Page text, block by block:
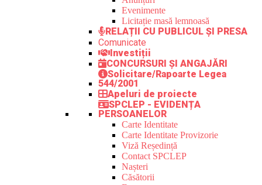
Evenimente
Licitație masă lemnoasă
RELAȚII CU PUBLICUL ȘI PRESA
Comunicate
Investiții
CONCURSURI ȘI ANGAJĂRI
Solicitare/Rapoarte Legea
544/2001
Apeluri de proiecte
SPCLEP - EVIDENȚA
PERSOANELOR
Carte Identitate
Carte Identitate Provizorie
Viză Reședință
Contact SPCLEP
Nașteri
Căsătorii